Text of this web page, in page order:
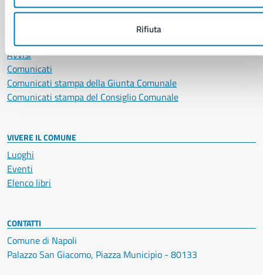
Rifiuta
Notizie
Avvisi
Comunicati
Comunicati stampa della Giunta Comunale
Comunicati stampa del Consiglio Comunale
VIVERE IL COMUNE
Luoghi
Eventi
Elenco libri
CONTATTI
Comune di Napoli
Palazzo San Giacomo, Piazza Municipio - 80133